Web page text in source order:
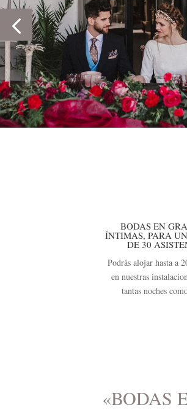
BODAS EN
ÍNTIMAS, PARA
DE 30
Podrás alojar hasta a
en nuestras
tantas noches
«BODAS